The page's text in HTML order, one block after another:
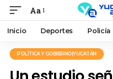
Aa
Inicio Deportes Policía
POLÍTICA Y GOBIERNO|YUCATÁN